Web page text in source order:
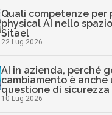
Quali competenze per
physical AI nello
Sitael
22 Lug 2026
AI in azienda, perché
cambiamento è anche
questione di sicurezza
10 Lug 2026